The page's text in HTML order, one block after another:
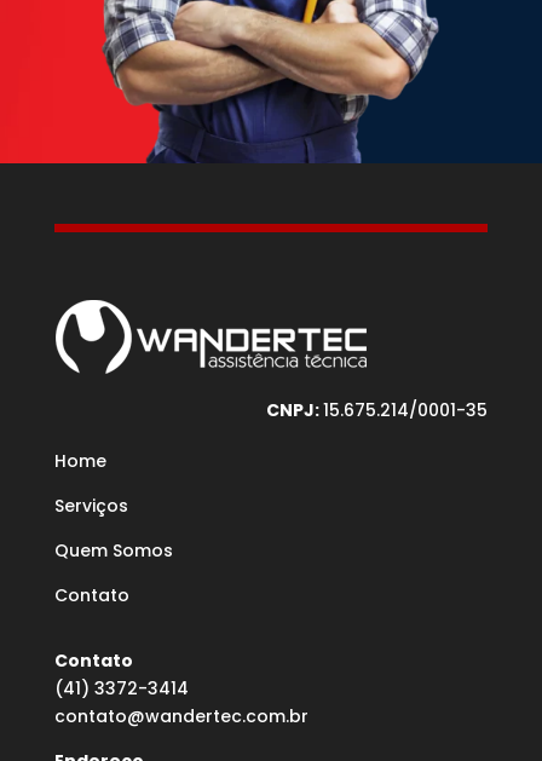
CNPJ:15.675.214/0001-35
Home
Serviços
Quem Somos
Contato
Contato
(41) 3372-3414
contato@wandertec.com.br